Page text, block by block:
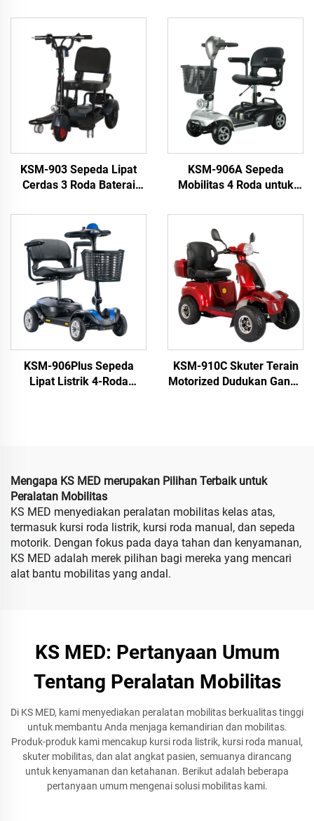
KSM-903 Sepeda Lipat
Cerdas 3 Roda Baterai
Penyandang Disabilitas
KSM-906A Sepeda
Mobilitas 4 Roda untuk
oleh Orang Tua dan
Penyandang Disabilitas
KSM-906Plus Sepeda
Lipat Listrik 4-Roda
KSM-910C Skuter Terain
Motorized Dudukan Ganda
Mengapa KS MED merupakan Pilihan Terbaik untuk
Peralatan Mobilitas
KS MED menyediakan peralatan mobilitas kelas atas,
termasuk kursi roda listrik, kursi roda manual, dan sepeda
motorik. Dengan fokus pada daya tahan dan kenyamanan,
KS MED adalah merek pilihan bagi mereka yang mencari
alat bantu mobilitas yang andal.
KS MED: Pertanyaan Umum
Tentang Peralatan Mobilitas
Di KS MED, kami menyediakan peralatan mobilitas berkualitas tinggi
untuk membantu Anda menjaga kemandirian dan mobilitas.
Produk-produk kami mencakup kursi roda listrik, kursi roda manual,
skuter mobilitas, dan alat angkat pasien, semuanya dirancang
untuk kenyamanan dan ketahanan. Berikut adalah beberapa
pertanyaan umum mengenai solusi mobilitas kami.